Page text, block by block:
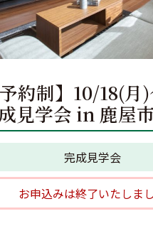
予約制】10/18(
見学会 in 鹿屋
完成見学会
お申込みは終了いたしま